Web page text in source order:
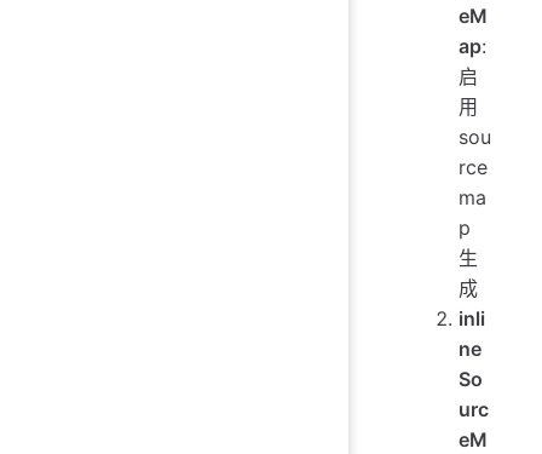
eM
ap:
启
用
sou
rce
ma
p
生
成
inli
ne
So
urc
eM